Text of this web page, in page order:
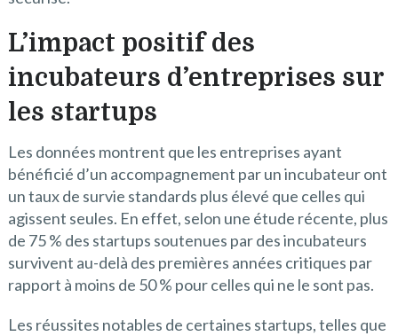
L’impact positif des
incubateurs d’entreprises sur
les startups
Les données montrent que les entreprises ayant
bénéficié d’un accompagnement par un incubateur ont
un taux de survie standards plus élevé que celles qui
agissent seules. En effet, selon une étude récente, plus
de 75 % des startups soutenues par des incubateurs
survivent au-delà des premières années critiques par
rapport à moins de 50 % pour celles qui ne le sont pas.
Les réussites notables de certaines startups, telles que